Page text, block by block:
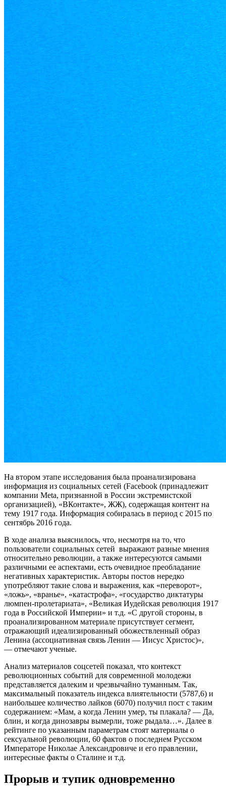
На втором этапе исследования была проанализирована
информация из социальных сетей (Facebook (принадлежит
компании Meta, признанной в России экстремистской
организацией), «ВКонтакте», ЖЖ), содержащая контент на
тему 1917 года. Информация собиралась в период с 2015 по
сентябрь 2016 года.
В ходе анализа выяснилось, что, несмотря на то, что
пользователи социальных сетей выражают разные мнения
относительно революции, а также интересуются самыми
различными ее аспектами, есть очевидное преобладание
негативных характеристик. Авторы постов нередко
употребляют такие слова и выражения, как «переворот»,
«ложь», «вранье», «катастрофа», «государство диктатуры
люмпен-пролетариата», «Великая Иудейская революция 1917
года в Российской Империи» и т.д. «С другой стороны, в
проанализированном материале присутствует сегмент,
отражающий идеализированный обожествленный образ
Ленина (ассоциативная связь Ленин — Иисус Христос)»,
— отмечают ученые.
Анализ материалов соцсетей показал, что контекст
революционных событий для современной молодежи
представляется далеким и чрезвычайно туманным. Так,
максимальный показатель индекса влиятельности (5787,6) и
наибольшее количество лайков (6070) получил пост с таким
содержанием: «Мам, а когда Ленин умер, ты плакала? — Да,
блин, и когда динозавры вымерли, тоже рыдала…». Далее в
рейтинге по указанным параметрам стоят материалы о
сексуальной революции, 60 фактов о последнем Русском
Императоре Николае Александровиче и его правлении,
интересные факты о Сталине и т.д.
Прорыв и тупик одновременно